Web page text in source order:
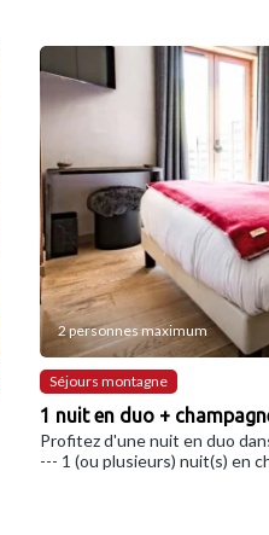
2 personnes maximum
Séjours montagne
1 nuit en duo +
Profitez d'une nuit en duo
--- 1 (ou plusieurs) nuit(s) en